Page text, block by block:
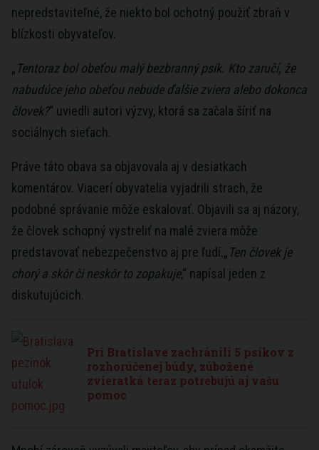
nepredstaviteľné, že niekto bol ochotný použiť zbraň v
blízkosti obyvateľov.
„ Tentoraz bol obeťou malý bezbranný psík. Kto zaručí, že
nabudúce jeho obeťou nebude ďalšie zviera alebo dokonca
človek?“ uviedli autori výzvy, ktorá sa začala šíriť na
sociálnych sieťach.
Práve táto obava sa objavovala aj v desiatkach
komentárov. Viacerí obyvatelia vyjadrili strach, že
podobné správanie môže eskalovať. Objavili sa aj názory,
že človek schopný vystreliť na malé zviera môže
predstavovať nebezpečenstvo aj pre ľudí.„ Ten človek je
chorý a skôr či neskôr to zopakuje,“ napísal jeden z
diskutujúcich.
Pri Bratislave zachránili 5 psíkov z
rozhorúčenej búdy, zúbožené
zvieratká teraz potrebujú aj vašu
pomoc